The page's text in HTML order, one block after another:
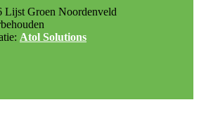
Lijst Groen Noordenveld
Atol Solutions